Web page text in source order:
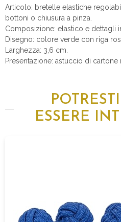
Articolo: bretelle elastiche
bottoni o chiusura a pinza.
Composizione: elastico e dettagli
Disegno: colore verde con riga
Larghezza: 3,6 cm.
Presentazione: astuccio di cartone
ESSERE